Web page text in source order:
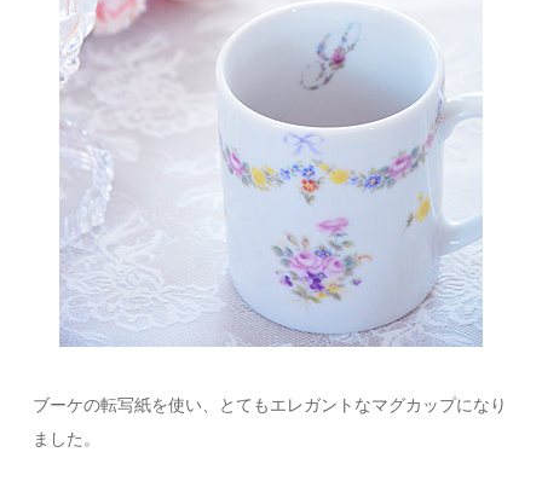
ブーケの転写紙を使い、とてもエレガントなマグカップになり
ました。